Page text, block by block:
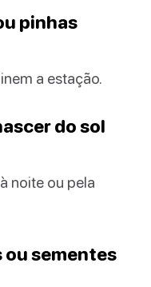
pinhas
a estação.
do sol
noite ou pela
ou sementes